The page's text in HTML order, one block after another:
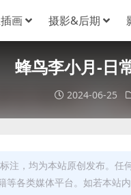
画 摄影&后期
蜂鸟李小月-日
2024-06-25
注，均为本站原创发布。
等各类媒体平台。如若本站